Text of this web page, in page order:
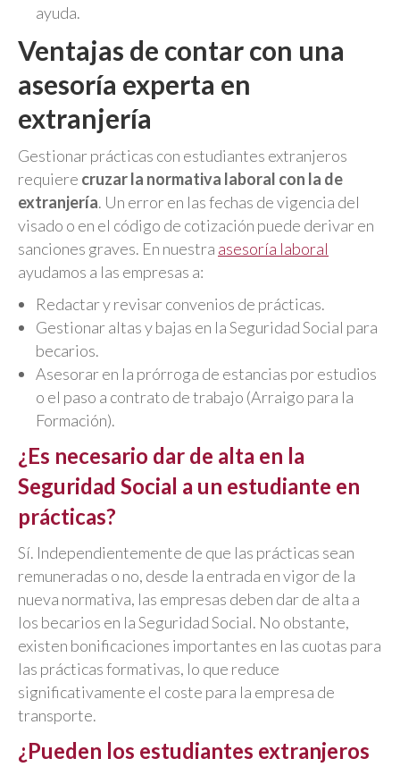
ayuda.
Ventajas de contar con una
asesoría experta en
extranjería
Gestionar prácticas con estudiantes extranjeros
requiere cruzar la normativa laboral con la de
extranjería. Un error en las fechas de vigencia del
visado o en el código de cotización puede derivar en
sanciones graves. En nuestra asesoría laboral
ayudamos a las empresas a:
Redactar y revisar convenios de prácticas.
Gestionar altas y bajas en la Seguridad Social para
becarios.
Asesorar en la prórroga de estancias por estudios
o el paso a contrato de trabajo (Arraigo para la
Formación).
¿Es necesario dar de alta en la
Seguridad Social a un estudiante en
prácticas?
Sí. Independientemente de que las prácticas sean
remuneradas o no, desde la entrada en vigor de la
nueva normativa, las empresas deben dar de alta a
los becarios en la Seguridad Social. No obstante,
existen bonificaciones importantes en las cuotas para
las prácticas formativas, lo que reduce
significativamente el coste para la empresa de
transporte.
¿Pueden los estudiantes extranjeros